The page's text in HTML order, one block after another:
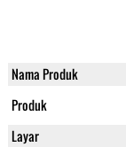
Nama Produk
Produk
Layar